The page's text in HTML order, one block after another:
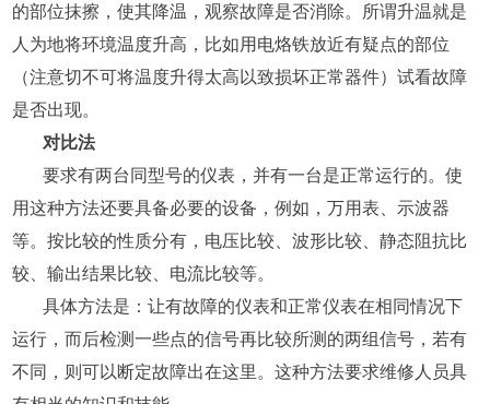
的部位抹擦，使其降温，观察故障是否消除。所谓升温就是
人为地将环境温度升高，比如用电烙铁放近有疑点的部位
（注意切不可将温度升得太高以致损坏正常器件）试看故障
是否出现。
对比法
要求有两台同型号的仪表，并有一台是正常运行的。使
用这种方法还要具备必要的设备，例如，万用表、示波器
等。按比较的性质分有，电压比较、波形比较、静态阻抗比
较、输出结果比较、电流比较等。
具体方法是：让有故障的仪表和正常仪表在相同情况下
运行，而后检测一些点的信号再比较所测的两组信号，若有
不同，则可以断定故障出在这里。这种方法要求维修人员具